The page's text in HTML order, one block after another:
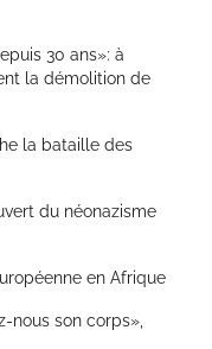
30 ans»: à
la démolition de
la bataille des
du néonazisme
en Afrique
nous son corps»,